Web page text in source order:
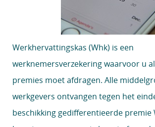
Werkhervattingskas (Whk) is een
werknemersverzekering waarvoor u
premies moet afdragen. Alle
werkgevers ontvangen tegen het
beschikking gedifferentieerde premie